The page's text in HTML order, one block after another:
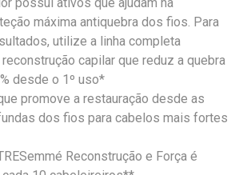
máxima antiquebra dos fios. Para
utilize a linha completa
reconstrução capilar que reduz a quebra
desde o 1º uso*
promove a restauração desde as
dos fios para cabelos mais fortes
Reconstrução e Força é